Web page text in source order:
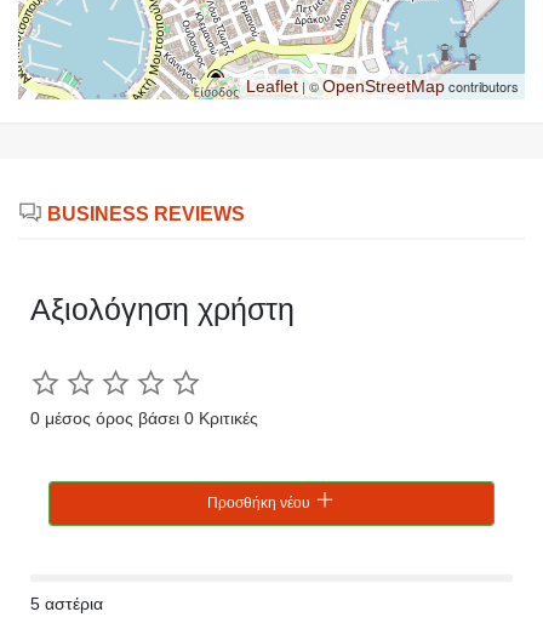
Leaflet| ©OpenStreetMapcontributors
BUSINESS REVIEWS
Αξιολόγηση χρήστη
0 μέσος όρος βάσει 0 Κριτικές
Προσθήκη νέου
5 αστέρια